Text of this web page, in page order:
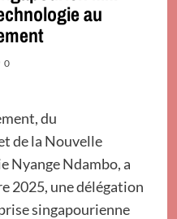
au
0
du
de la Nouvelle
Nyange Ndambo, a
2025, une délégation
singapourienne